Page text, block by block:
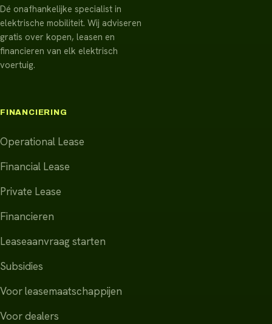
Dé onafhankelijke specialist in
elektrische mobiliteit. Wij adviseren
gratis over kopen, leasen en
financieren van elk elektrisch
voertuig.
FINANCIERING
Operational Lease
Financial Lease
Private Lease
Financieren
Leaseaanvraag starten
Subsidies
Voor leasemaatschappijen
Voor dealers